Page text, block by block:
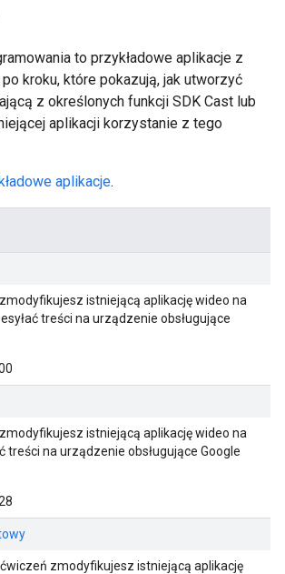
to przykładowe aplikacje z
kroku, które pokazują, jak utworzyć
z określonych funkcji SDK Cast lub
aplikacji korzystanie z tego
aplikacje.
istniejącą aplikację wideo na
treści na urządzenie obsługujące
istniejącą aplikację wideo na
treści na urządzenie obsługujące Google
zmodyfikujesz istniejącą aplikację